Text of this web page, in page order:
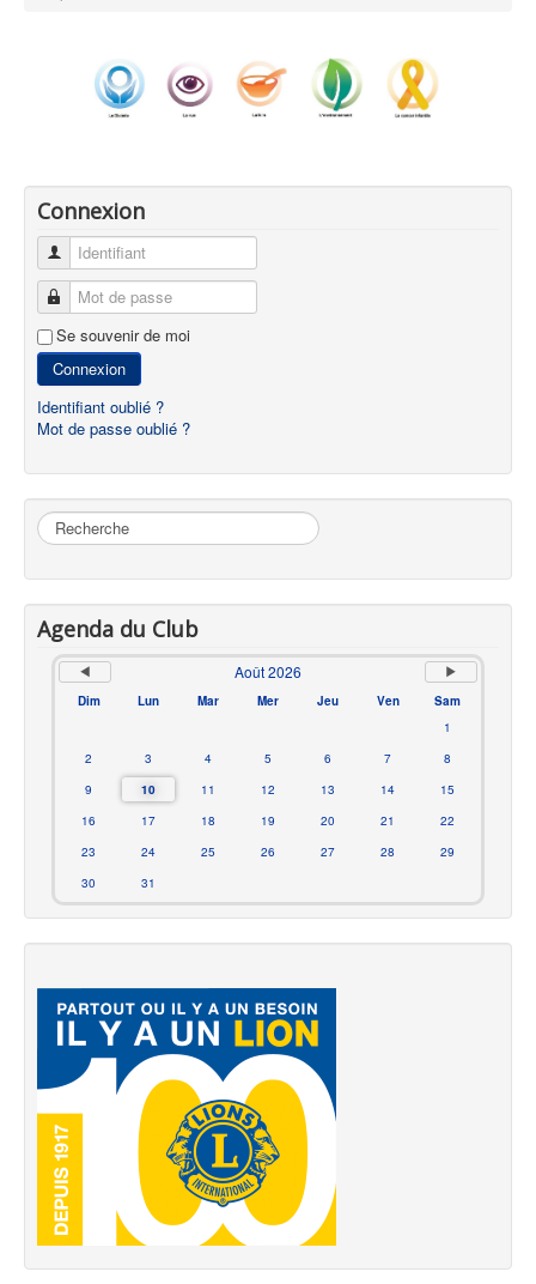
Connexion
Identifiant
Mot de passe
Se souvenir de moi
Connexion
Identifiant oublié ?
Mot de passe oublié ?
Rechercher
Agenda du Club
Août 2026
Dim Lun Mar Mer Jeu Ven
Sam
1
2
3 4 5 6 7
8
9
10 11 12 13 14
15
16
17 18 19 20 21
22
23
24 25 26 27 28
29
30
31